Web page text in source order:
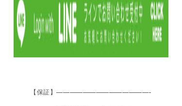
【保証】——————————————-